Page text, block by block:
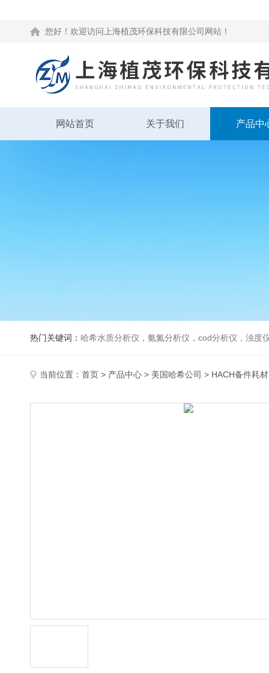
您好！欢迎访问上海植茂环保科技有限公司网站！
网站首页 关于我们 产品中
热门关键词： 哈希水质分析仪，氨氮分析仪，cod分析仪，浊度
当前位置： 首页 > 产品中心 > 美国哈希公司 > HACH备件耗材